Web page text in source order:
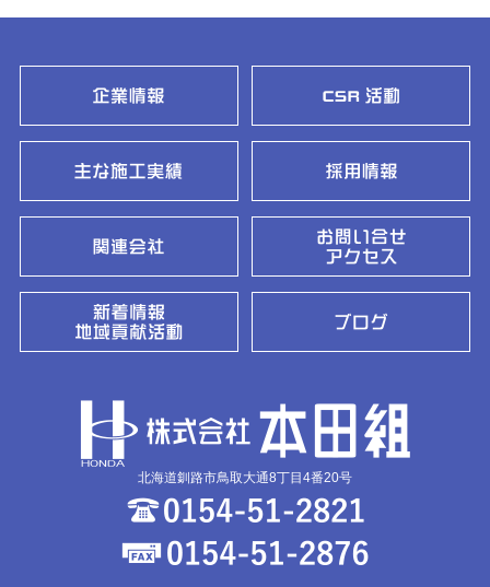
北海道釧路市鳥取大通8丁目4番20号